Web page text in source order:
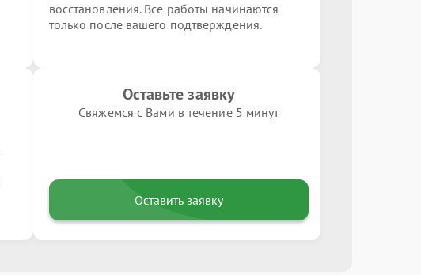
восстановления. Все работы начинаются
только после вашего подтверждения.
Оставьте заявку
Свяжемся с Вами в течение 5 минут
Оставить заявку